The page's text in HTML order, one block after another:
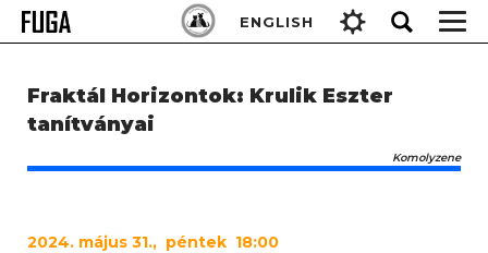
Skip
ENGLISH
Keresés:
Fraktál Horizontok: Krulik Eszter
tanítványai
Komolyzene
2024. május 31., péntek 18:00